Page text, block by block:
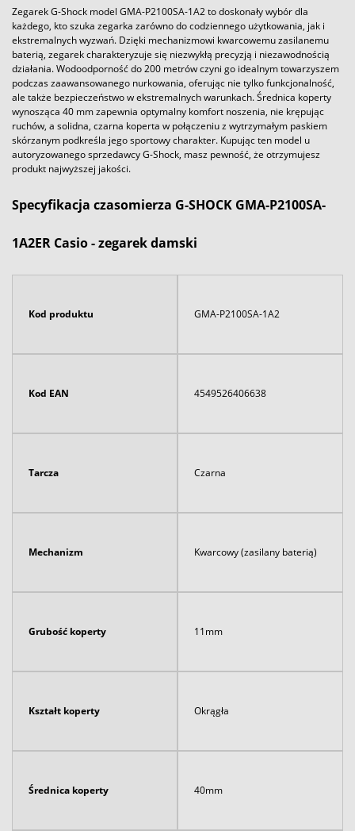
Zegarek G-Shock model GMA-P2100SA-1A2 to doskonały wybór dla
każdego, kto szuka zegarka zarówno do codziennego użytkowania, jak i
ekstremalnych wyzwań. Dzięki mechanizmowi kwarcowemu zasilanemu
baterią, zegarek charakteryzuje się niezwykłą precyzją i niezawodnością
działania. Wodoodporność do 200 metrów czyni go idealnym towarzyszem
podczas zaawansowanego nurkowania, oferując nie tylko funkcjonalność,
ale także bezpieczeństwo w ekstremalnych warunkach. Średnica koperty
wynosząca 40 mm zapewnia optymalny komfort noszenia, nie krępując
ruchów, a solidna, czarna koperta w połączeniu z wytrzymałym paskiem
skórzanym podkreśla jego sportowy charakter. Kupując ten model u
autoryzowanego sprzedawcy G-Shock, masz pewność, że otrzymujesz
produkt najwyższej jakości.
Specyfikacja czasomierza G-SHOCK GMA-P2100SA-
1A2ER Casio - zegarek damski
Kod produktu GMA-P2100SA-1A2
Kod EAN 4549526406638
Tarcza Czarna
Mechanizm Kwarcowy (zasilany baterią)
Grubość koperty 11mm
Kształt koperty Okrągła
Średnica koperty 40mm